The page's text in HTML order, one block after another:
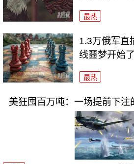
最热
1.3万俄军直
线噩梦开始了
最热
美狂囤百万吨：一场提前下注